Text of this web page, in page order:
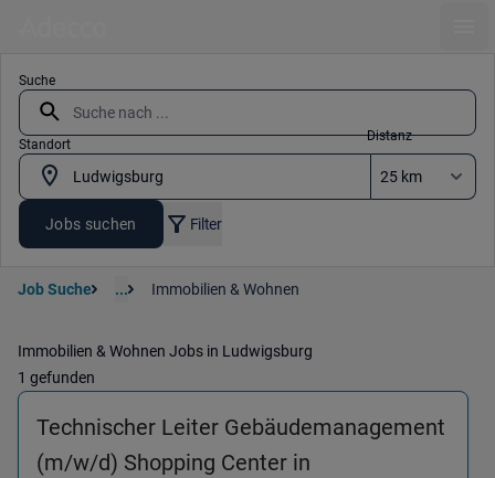
Suche
Standort
Distanz
Jobs suchen Filter
Job Suche ... Immobilien & Wohnen
Immobilien & Wohnen Jobs in Ludwigsburg
1 gefunden
Technischer Leiter Gebäudemanagement
(m/w/d) Shopping Center in